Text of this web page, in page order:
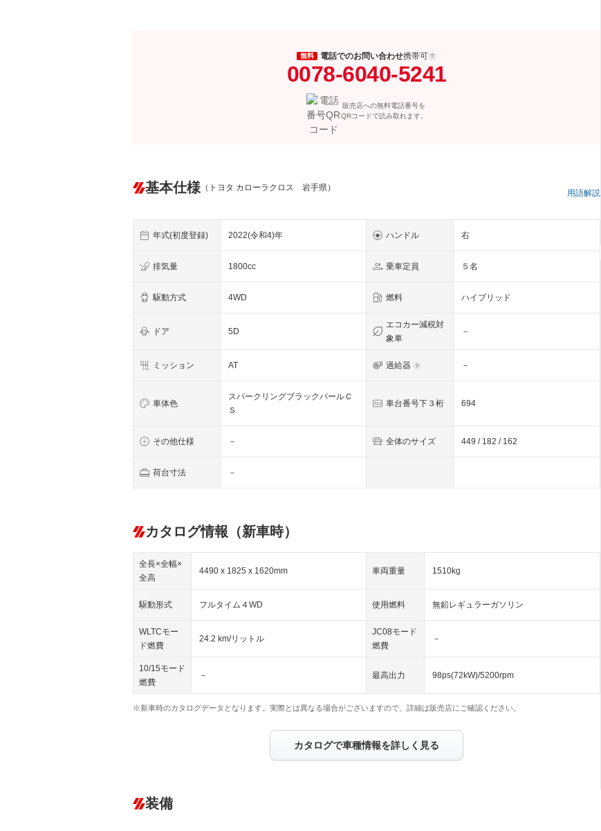
無料 電話でのお問い合わせ携帯可
0078-6040-5241
販売店への無料電話番号を
QRコードで読み取れます。
基本仕様 （トヨタ カローラクロス 岩手県）
用語解説
年式(初度登録) 2022(令和4)年 ハンドル 右
排気量 1800cc 乗車定員 ５名
駆動方式 4WD 燃料 ハイブリッド
ドア 5D
エコカー減税対
象車
－
ミッション AT 過給器 －
車体色
スパークリングブラックパールＣ
Ｓ
車台番号下３桁 694
その他仕様 － 全体のサイズ 449 / 182 / 162
荷台寸法 －
カタログ情報（新車時）
全長×全幅×
全高
4490 x 1825 x 1620mm 車両重量 1510kg
駆動形式 フルタイム４WD 使用燃料 無鉛レギュラーガソリン
WLTCモー
ド燃費
24.2 km/リットル
JC08モード
燃費
－
10/15モード
燃費
－ 最高出力 98ps(72kW)/5200rpm
※新車時のカタログデータとなります。実際とは異なる場合がございますので、詳細は販売店にご確認ください。
カタログで車種情報を詳しく見る
装備